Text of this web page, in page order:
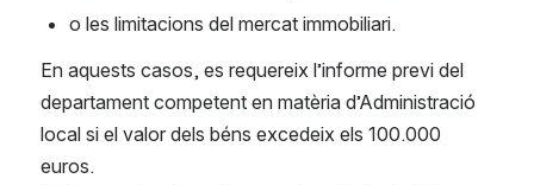
o les limitacions del mercat immobiliari.
En aquests casos, es requereix l’informe previ del
departament competent en matèria d’Administració
local si el valor dels béns excedeix els 100.000
euros.